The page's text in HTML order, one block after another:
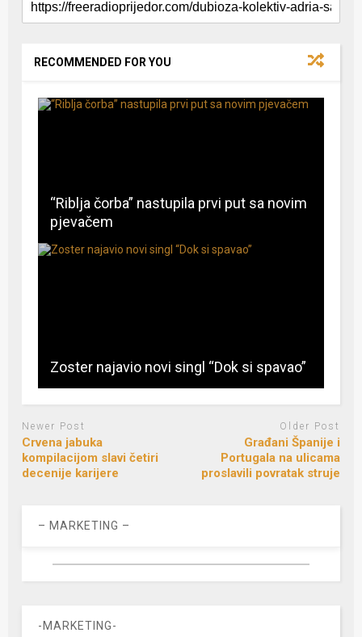
RECOMMENDED FOR YOU
“Riblja čorba” nastupila prvi put sa novim
pjevačem
Zoster najavio novi singl “Dok si spavao”
Newer Post
Crvena jabuka
kompilacijom slavi četiri
decenije karijere
Older Post
Građani Španije i
Portugala na ulicama
proslavili povratak struje
– MARKETING –
-MARKETING-